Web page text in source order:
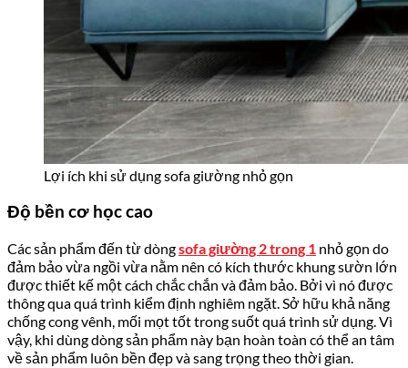
Lợi ích khi sử dụng sofa giường nhỏ gọn
Độ bền cơ học cao
Các sản phẩm đến từ dòngsofa giường 2 trong 1 nhỏ gọn do
đảm bảo vừa ngồi vừa nằm nên có kích thước khung sườn lớn
được thiết kế một cách chắc chắn và đảm bảo. Bởi vì nó được
thông qua quá trình kiểm định nghiêm ngặt. Sở hữu khả năng
chống cong vênh, mối mọt tốt trong suốt quá trình sử dụng. Vì
vậy, khi dùng dòng sản phẩm này bạn hoàn toàn có thể an tâm
về sản phẩm luôn bền đẹp và sang trọng theo thời gian.